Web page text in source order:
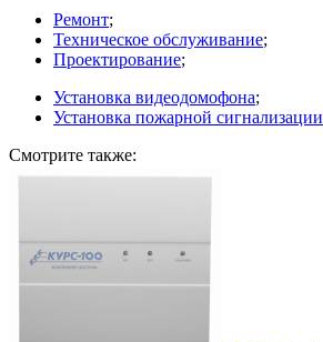
Ремонт;
Техническое обслуживание;
Проектирование;
Установка видеодомофона;
Установка пожарной сигнализации
Смотрите также: